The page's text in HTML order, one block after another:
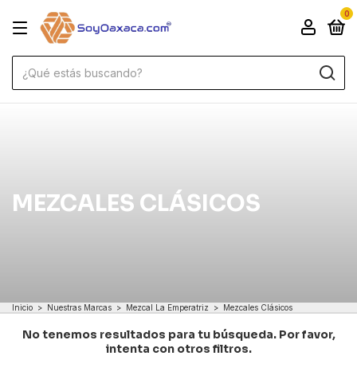
0
MEZCALES CLÁSICOS
Inicio > Nuestras Marcas > Mezcal La Emperatriz > Mezcales Clásicos
No tenemos resultados para tu búsqueda. Por favor,
intenta con otros filtros.